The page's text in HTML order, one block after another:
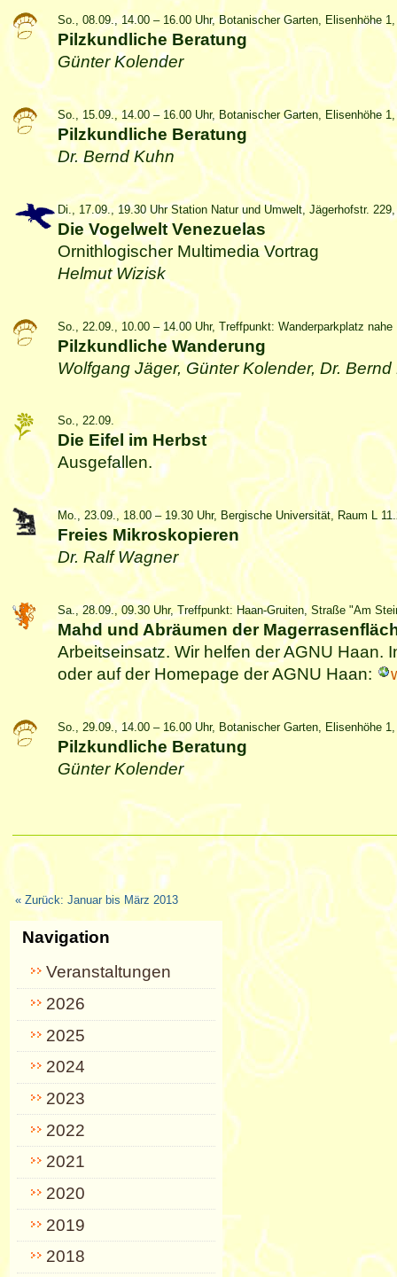
So., 08.09., 14.00 – 16.00 Uhr, Botanischer Garten, Elisenhöhe
Pilzkundliche Beratung
Günter Kolender
So., 15.09., 14.00 – 16.00 Uhr, Botanischer Garten, Elisenhöhe
Pilzkundliche Beratung
Dr. Bernd Kuhn
Di., 17.09., 19.30 Uhr Station Natur und Umwelt, Jägerhofstr.
Die Vogelwelt Venezuelas
Ornithlogischer Multimedia Vortrag
Helmut Wizisk
So., 22.09., 10.00 – 14.00 Uhr, Treffpunkt: Wanderparkplatz
Pilzkundliche Wanderung
Wolfgang Jäger, Günter Kolender, Dr. Bernd
So., 22.09.
Die Eifel im Herbst
Ausgefallen.
Mo., 23.09., 18.00 – 19.30 Uhr, Bergische Universität, Raum L
Freies Mikroskopieren
Dr. Ralf Wagner
Sa., 28.09., 09.30 Uhr, Treffpunkt: Haan-Gruiten, Straße "Am
Mahd und Abräumen der
Arbeitseinsatz. Wir helfen der AGNU Haan.
oder auf der Homepage der AGNU Haan:
So., 29.09., 14.00 – 16.00 Uhr, Botanischer Garten, Elisenhöhe
Pilzkundliche Beratung
Günter Kolender
« Zurück: Januar bis März 2013
Navigation
Veranstaltungen
2026
2025
2024
2023
2022
2021
2020
2019
2018